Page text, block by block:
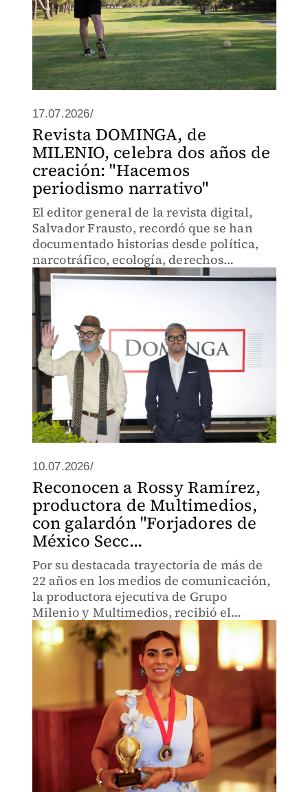
17.07.2026/
Revista DOMINGA, de
MILENIO, celebra dos años de
creación: "Hacemos
periodismo narrativo"
El editor general de la revista digital,
Salvador Frausto, recordó que se han
documentado historias desde política,
narcotráfico, ecología, derechos
humanos, temas de género y diversidad,
entre otros.
10.07.2026/
Reconocen a Rossy Ramírez,
productora de Multimedios,
con galardón "Forjadores de
México Secc...
Por su destacada trayectoria de más de
22 años en los medios de comunicación,
la productora ejecutiva de Grupo
Milenio y Multimedios, recibió el
premio.